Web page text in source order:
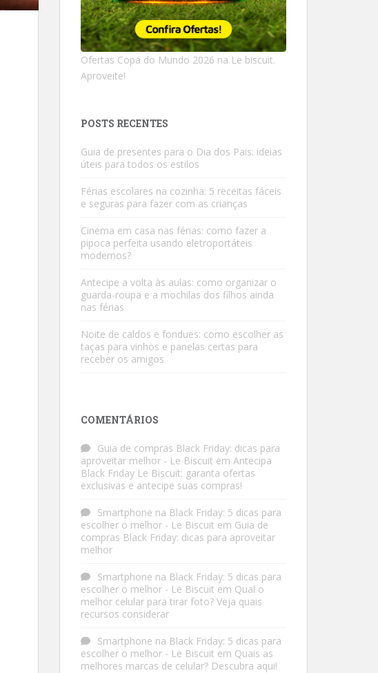
Ofertas Copa do Mundo 2026 na Le biscuit.
Aproveite!
POSTS RECENTES
Guia de presentes para o Dia dos Pais: ideias
úteis para todos os estilos
Férias escolares na cozinha: 5 receitas fáceis
e seguras para fazer com as crianças
Cinema em casa nas férias: como fazer a
pipoca perfeita usando eletroportáteis
modernos?
Antecipe a volta às aulas: como organizar o
guarda-roupa e a mochilas dos filhos ainda
nas férias
Noite de caldos e fondues: como escolher as
taças para vinhos e panelas certas para
receber os amigos
COMENTÁRIOS
Guia de compras Black Friday: dicas para
aproveitar melhor - Le Biscuit em Antecipa
Black Friday Le Biscuit: garanta ofertas
exclusivas e antecipe suas compras!
Smartphone na Black Friday: 5 dicas para
escolher o melhor - Le Biscuit em Guia de
compras Black Friday: dicas para aproveitar
melhor
Smartphone na Black Friday: 5 dicas para
escolher o melhor - Le Biscuit em Qual o
melhor celular para tirar foto? Veja quais
recursos considerar
Smartphone na Black Friday: 5 dicas para
escolher o melhor - Le Biscuit em Quais as
melhores marcas de celular? Descubra aqui!